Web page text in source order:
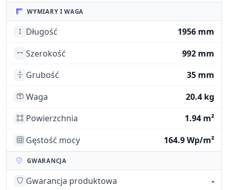
WYMIARY I WAGA
Długość
1956 mm
Szerokość
992 mm
Grubość
35 mm
Waga
20.4 kg
Powierzchnia
1.94 m²
Gęstość mocy
164.9 Wp/m²
GWARANCJA
Gwarancja produktowa
-